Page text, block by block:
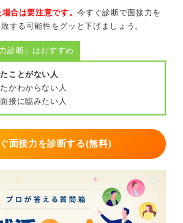
合は要注意です。今すぐ診断で面接力を
する可能性をグッと下げましょう。
診断」はおすすめ
ことがない人
かわからない人
接に臨みたい人
面接力を診断する(無料)